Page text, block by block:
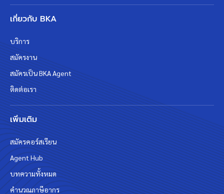
เกี่ยวกับ BKA
บริการ
สมัครงาน
สมัครเป็น BKA Agent
ติดต่อเรา
เพิ่มเติม
สมัครคอร์สเรียน
Agent Hub
บทความทั้งหมด
คำนวณภาษีอากร